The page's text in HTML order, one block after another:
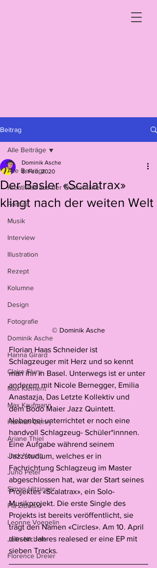
Beitrag
Alle Beiträge
Kreativität aus der Quarantäne
Portrait
Musik
Interview
Illustration
Rezept
Kolumne
Design
Fotografie
Dominik Asche
Hanna Girard
Claire Flury
Max Klement
Max Kaufmann
Hannah Oehry
Ariane Thiel
Jack Young
Juno Peter
Simon Hitzinger
Pia Zibulski
Leonne Voegelin
Jelïn Nichele
Florence Dreier
Alle Beiträge
Der Basler «Scalatrax»
klingt nach der weiten Welt
Dominik Asche
8. Feb. 2020
© Dominik Asche
Florian Haas Schneider ist
Schlagzeuger mit Herz und so kennt
man ihn in Basel. Unterwegs ist er unter
anderem mit Nicole Bernegger, Emilia
Anastazja, Das Letzte Kollektiv und
dem Bodo Maier Jazz Quintett.
Nebenbei unterrichtet er noch eine
handvoll Schlagzeug- Schüler*innnen.
Eine Aufgabe während seinem
Jazzstudium, welches er in
Fachrichtung Schlagzeug im Master
abgeschlossen hat, war der Start seines
Projektes «Scalatrax», ein Solo-
Musikprojekt. Die erste Single des
Projekts ist bereits veröffentlicht, sie
trägt den Namen «Circles». Am 10. April
diesen Jahres realesed er eine EP mit
sieben Tracks.